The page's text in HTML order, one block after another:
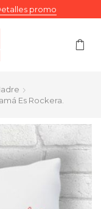
promo
Es Rockera.